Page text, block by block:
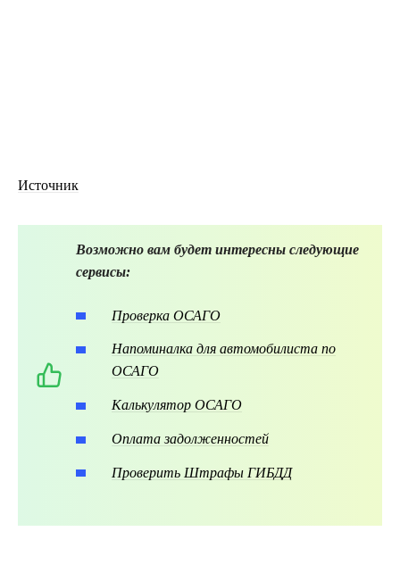
Источник
Возможно вам будет интересны следующие
сервисы:
Проверка ОСАГО
Напоминалка для автомобилиста по
ОСАГО
Калькулятор ОСАГО
Оплата задолженностей
Проверить Штрафы ГИБДД